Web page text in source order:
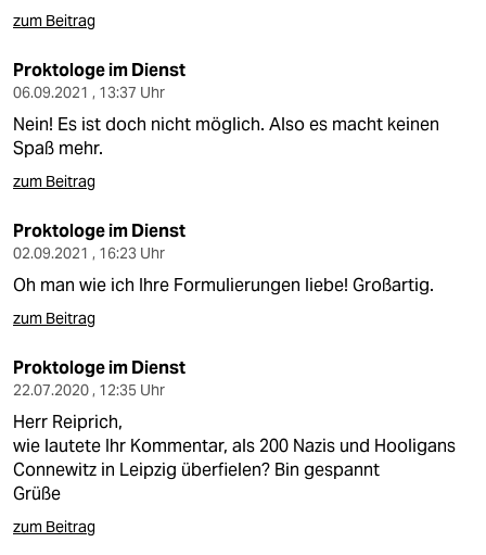
zum Beitrag
Proktologe im Dienst
06.09.2021 , 13:37 Uhr
Nein! Es ist doch nicht möglich. Also es macht keinen
Spaß mehr.
zum Beitrag
Proktologe im Dienst
02.09.2021 , 16:23 Uhr
Oh man wie ich Ihre Formulierungen liebe! Großartig.
zum Beitrag
Proktologe im Dienst
22.07.2020 , 12:35 Uhr
Herr Reiprich,
wie lautete Ihr Kommentar, als 200 Nazis und Hooligans
Connewitz in Leipzig überfielen? Bin gespannt
Grüße
zum Beitrag